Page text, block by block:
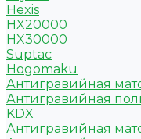
Hexis
HX20000
HX30000
Suptac
Hogomaku
Антигравийная
Антигравийная
KDX
Антигравийная